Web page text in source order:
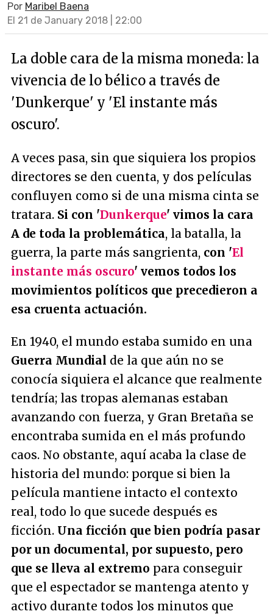
Por Maribel Baena
El 21 de January 2018 | 22:00
La doble cara de la misma moneda: la
vivencia de lo bélico a través de
'Dunkerque' y 'El instante más
oscuro'.
A veces pasa, sin que siquiera los propios
directores se den cuenta, y dos películas
confluyen como si de una misma cinta se
tratara. Si con 'Dunkerque' vimos la cara
A de toda la problemática, la batalla, la
guerra, la parte más sangrienta, con 'El
instante más oscuro' vemos todos los
movimientos políticos que precedieron a
esa cruenta actuación.
En 1940, el mundo estaba sumido en una
Guerra Mundial de la que aún no se
conocía siquiera el alcance que realmente
tendría; las tropas alemanas estaban
avanzando con fuerza, y Gran Bretaña se
encontraba sumida en el más profundo
caos. No obstante, aquí acaba la clase de
historia del mundo: porque si bien la
película mantiene intacto el contexto
real, todo lo que sucede después es
ficción. Una ficción que bien podría pasar
por un documental, por supuesto, pero
que se lleva al extremo para conseguir
que el espectador se mantenga atento y
activo durante todos los minutos que